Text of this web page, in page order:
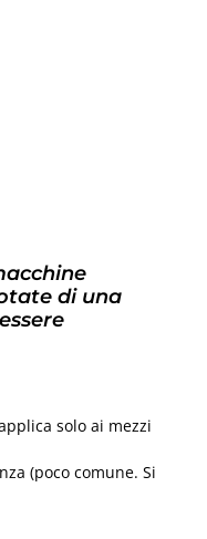
di una
solo ai mezzi
(poco comune. Si